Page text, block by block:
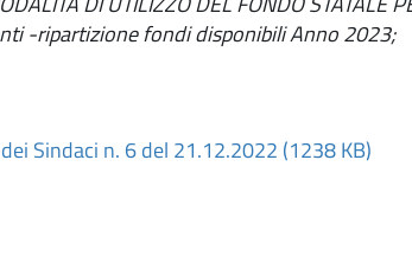
-ripartizione fondi disponibili Anno 2023;
Sindaci n. 6 del 21.12.2022 (1238 KB)